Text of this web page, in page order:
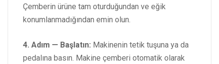
Çemberin ürüne tam oturduğundan ve eğik
konumlanmadığından emin olun.
4. Adım — Başlatın: Makinenin tetik tuşuna ya da
pedalına basın. Makine çemberi otomatik olarak